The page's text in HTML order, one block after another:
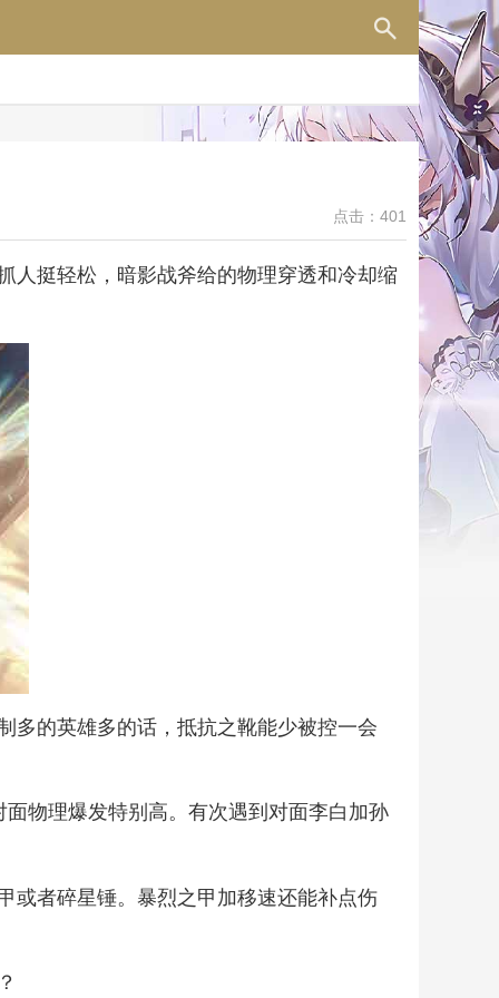
点击：401
人挺轻松，暗影战斧给的物理穿透和冷却缩
多的英雄多的话，抵抗之靴能少被控一会
物理爆发特别高。有次遇到对面李白加孙
或者碎星锤。暴烈之甲加移速还能补点伤